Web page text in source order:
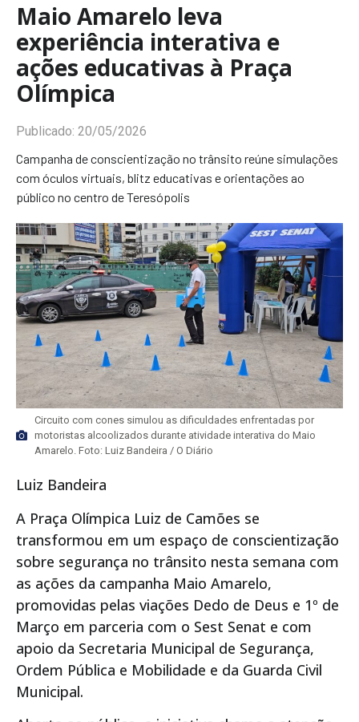
Maio Amarelo leva
experiência interativa e
ações educativas à Praça
Olímpica
Publicado: 20/05/2026
Campanha de conscientização no trânsito reúne simulações
com óculos virtuais, blitz educativas e orientações ao
público no centro de Teresópolis
Circuito com cones simulou as dificuldades enfrentadas por
motoristas alcoolizados durante atividade interativa do Maio
Amarelo. Foto: Luiz Bandeira / O Diário
Luiz Bandeira
A Praça Olímpica Luiz de Camões se
transformou em um espaço de conscientização
sobre segurança no trânsito nesta semana com
as ações da campanha Maio Amarelo,
promovidas pelas viações Dedo de Deus e 1º de
Março em parceria com o Sest Senat e com
apoio da Secretaria Municipal de Segurança,
Ordem Pública e Mobilidade e da Guarda Civil
Municipal.